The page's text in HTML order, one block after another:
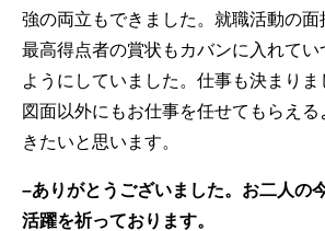
強の両立もできました。就職活動の面
最高得点者の賞状もカバンに入れてい
ようにしていました。仕事も決まりま
図面以外にもお仕事を任せてもらえ
きたいと思います。
–ありがとうございました。お二人の
活躍を祈っております。